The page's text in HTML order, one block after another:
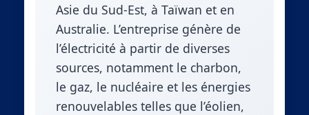
Asie du Sud-Est, à Taïwan et en
Australie. L’entreprise génère de
l’électricité à partir de diverses
sources, notamment le charbon,
le gaz, le nucléaire et les énergies
renouvelables telles que l’éolien,